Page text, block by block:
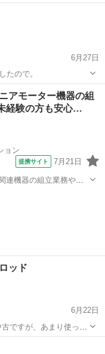
ール
6月27日
たので。
ニング ヨガマット
アモーター機器の組
経験の方も安心…
ョン
提携サイト 7月21日
機器の組立業務や試
ッド
6月22日
ただリールをとめるリ
ます。 布ケース